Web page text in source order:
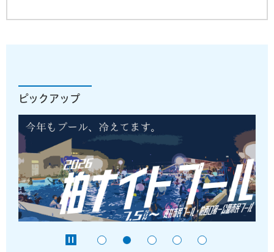
ピックアップ